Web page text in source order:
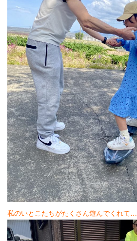
私のいとこたちがたくさん遊んでくれて…